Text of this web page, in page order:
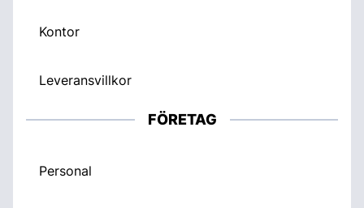
Kontor
Leveransvillkor
FÖRETAG
Personal